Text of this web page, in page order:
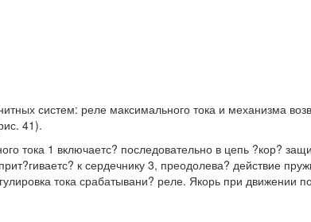
систем: реле максимального тока и механизма
41).
тока 1 включаетс? последовательно в цепь ?кор?
к сердечнику 3, преодолева? действие
тока срабатывани? реле. Якорь при движении